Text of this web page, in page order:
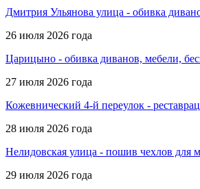
Дмитрия Ульянова улица - обивка
26 июля 2026 года
Царицыно - обивка диванов, мебели,
27 июля 2026 года
Кожевнический 4-й переулок -
28 июля 2026 года
Нелидовская улица - пошив чехлов для
29 июля 2026 года